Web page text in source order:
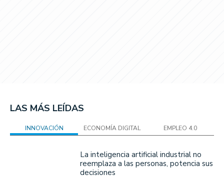
LAS MÁS LEÍDAS
INNOVACIÓN ECONOMÍA DIGITAL EMPLEO 4.0
La inteligencia artificial industrial no
reemplaza a las personas, potencia sus
decisiones